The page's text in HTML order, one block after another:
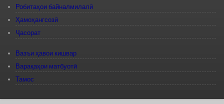
Робитаҳои байналмилалӣ
Ҳамоҳангсозӣ
Ҷасорат
Вазъи ҳавои кишвар
Варақаҳои матбуотӣ
Тамос